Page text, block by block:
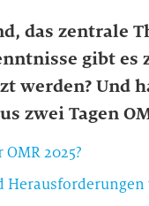
das zentrale
gibt es
werden? Und
zwei Tagen
2025?